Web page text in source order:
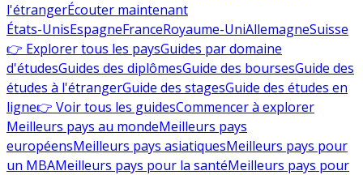
l'étrangerÉcouter maintenant
États-UnisEspagneFranceRoyaume-UniAllemagneSuisse
👉 Explorer tous les paysGuides par domaine
d'étudesGuides des diplômesGuide des boursesGuide des
études à l'étrangerGuide des stagesGuide des études en
ligne👉 Voir tous les guidesCommencer à explorer
Meilleurs pays au mondeMeilleurs pays
européensMeilleurs pays asiatiquesMeilleurs pays pour
un MBAMeilleurs pays pour la santéMeilleurs pays pour